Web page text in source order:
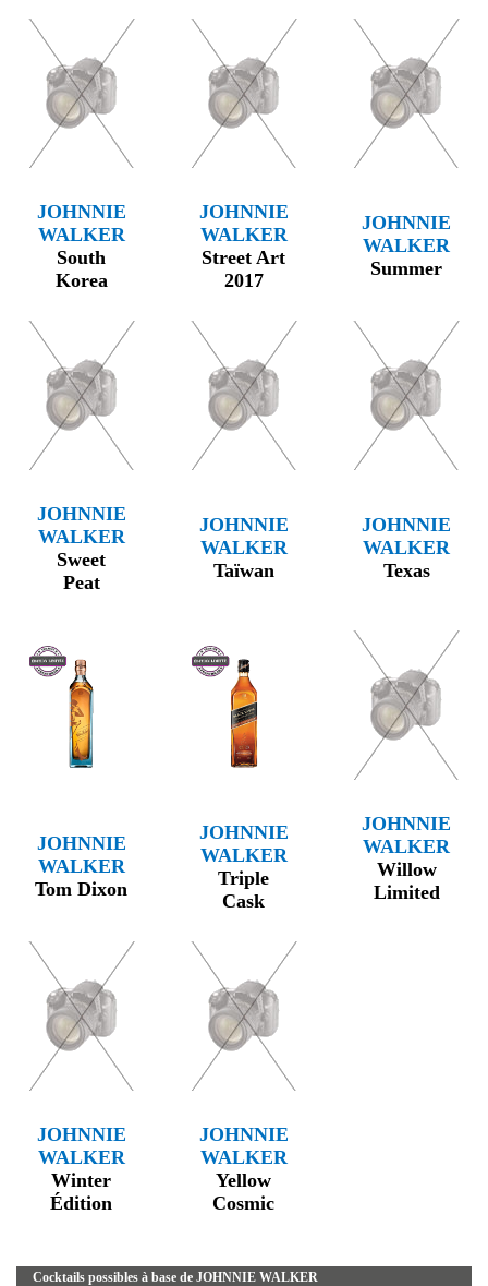
JOHNNIE
WALKER
South
Korea
JOHNNIE
WALKER
Street Art
2017
JOHNNIE
WALKER
Summer
JOHNNIE
WALKER
Sweet
Peat
JOHNNIE
WALKER
Taïwan
JOHNNIE
WALKER
Texas
JOHNNIE
WALKER
Tom Dixon
JOHNNIE
WALKER
Triple
Cask
JOHNNIE
WALKER
Willow
Limited
JOHNNIE
WALKER
Winter
Édition
JOHNNIE
WALKER
Yellow
Cosmic
Cocktails possibles à base de JOHNNIE WALKER